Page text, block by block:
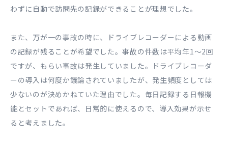
わずに自動で訪問先の記録ができることが理想でした。
また、万が一の事故の時に、ドライブレコーダーによる動画
の記録が残ることが希望でした。事故の件数は平均年1〜2回
ですが、もらい事故は発生していました。ドライブレコーダ
ーの導入は何度か議論されていましたが、発生頻度としては
少ないのが決めかねていた理由でした。毎日記録する日報機
能とセットであれば、日常的に使えるので、導入効果が示せ
ると考えました。